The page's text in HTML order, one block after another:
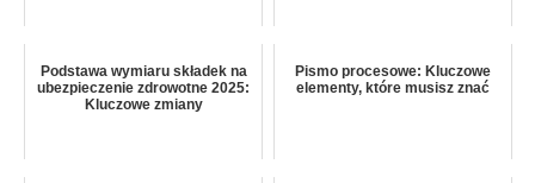
Podstawa wymiaru składek na
ubezpieczenie zdrowotne 2025:
Kluczowe zmiany
Pismo procesowe: Kluczowe
elementy, które musisz znać